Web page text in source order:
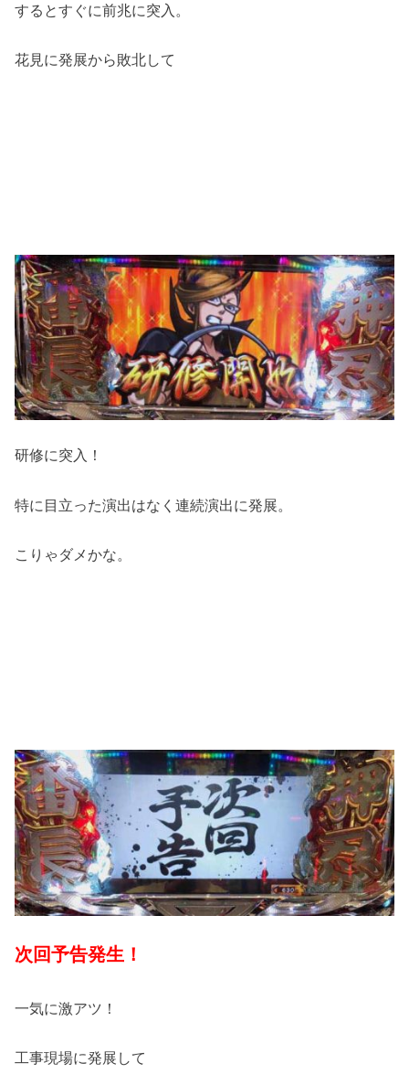
するとすぐに前兆に突入。
花見に発展から敗北して
研修に突入！
特に目立った演出はなく連続演出に発展。
こりゃダメかな。
次回予告発生！
一気に激アツ！
工事現場に発展して